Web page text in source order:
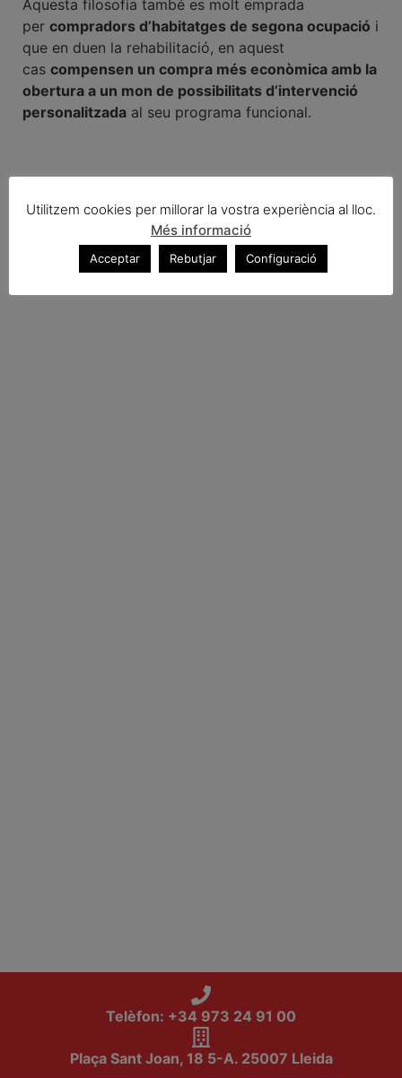
Aquesta filosofia també es molt emprada
per compradors d’habitatges de segona ocupació i
que en duen la rehabilitació, en aquest
cas compensen un compra més econòmica amb la
obertura a un mon de possibilitats d’intervenció
personalitzada al seu programa funcional.
Telèfon: +34 973 24 91 00
Plaça Sant Joan, 18 5-A. 25007 Lleida
Utilitzem cookies per millorar la vostra experiència al lloc.
Més informació
Acceptar Rebutjar Configuració